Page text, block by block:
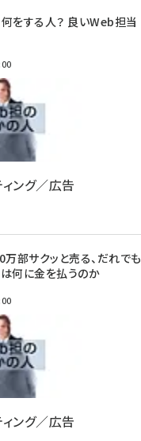
をする人？ 良いWeb担当
ング／広告
部サクッと売る、だれでも
は何に金を払うのか
ング／広告